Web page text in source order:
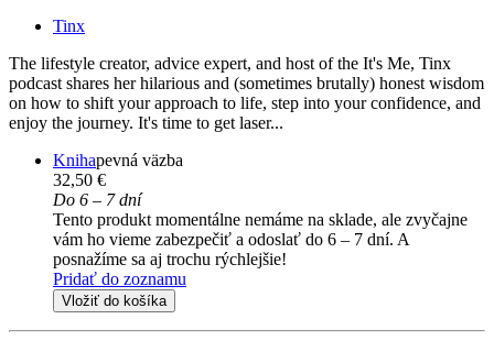
Tinx
The lifestyle creator, advice expert, and host of the It's Me, Tinx
podcast shares her hilarious and (sometimes brutally) honest wisdom
on how to shift your approach to life, step into your confidence, and
enjoy the journey. It's time to get laser...
Knihapevná väzba
32,50 €
Do 6 – 7 dní
Tento produkt momentálne nemáme na sklade, ale zvyčajne
vám ho vieme zabezpečiť a odoslať do 6 – 7 dní. A
posnažíme sa aj trochu rýchlejšie!
Pridať do zoznamu
Vložiť do košíka